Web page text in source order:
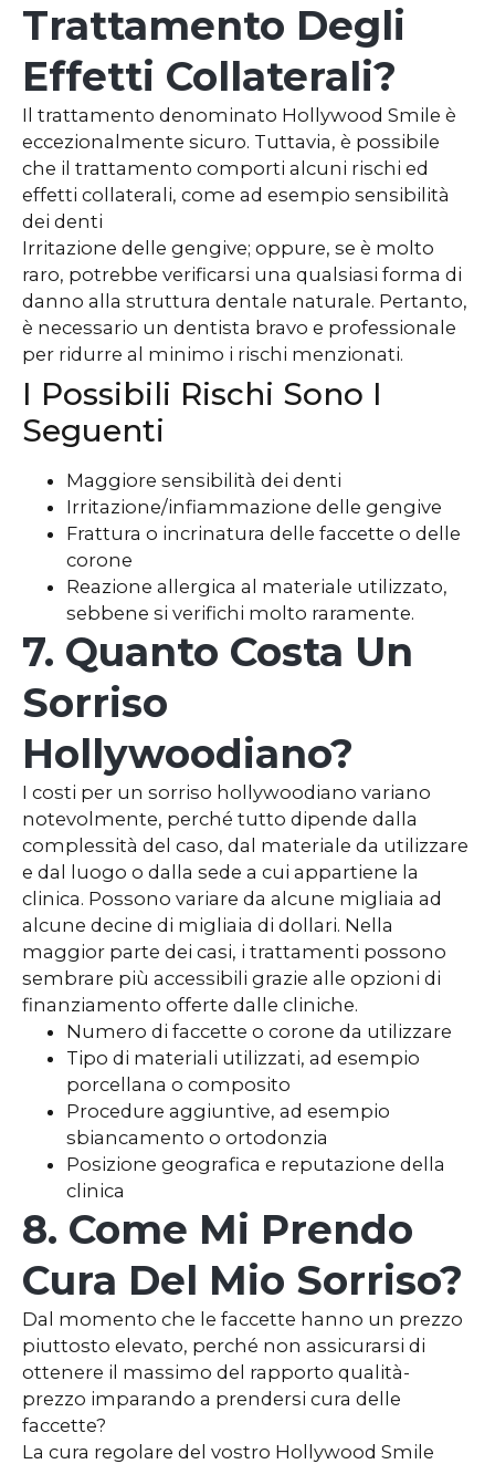
Trattamento Degli
Effetti Collaterali?
Il trattamento denominato Hollywood Smile è
eccezionalmente sicuro. Tuttavia, è possibile
che il trattamento comporti alcuni rischi ed
effetti collaterali, come ad esempio sensibilità
dei denti
Irritazione delle gengive; oppure, se è molto
raro, potrebbe verificarsi una qualsiasi forma di
danno alla struttura dentale naturale. Pertanto,
è necessario un dentista bravo e professionale
per ridurre al minimo i rischi menzionati.
I Possibili Rischi Sono I
Seguenti
Maggiore sensibilità dei denti
Irritazione/infiammazione delle gengive
Frattura o incrinatura delle faccette o delle
corone
Reazione allergica al materiale utilizzato,
sebbene si verifichi molto raramente.
7. Quanto Costa Un
Sorriso
Hollywoodiano?
I costi per un sorriso hollywoodiano variano
notevolmente, perché tutto dipende dalla
complessità del caso, dal materiale da utilizzare
e dal luogo o dalla sede a cui appartiene la
clinica. Possono variare da alcune migliaia ad
alcune decine di migliaia di dollari. Nella
maggior parte dei casi, i trattamenti possono
sembrare più accessibili grazie alle opzioni di
finanziamento offerte dalle cliniche.
Numero di faccette o corone da utilizzare
Tipo di materiali utilizzati, ad esempio
porcellana o composito
Procedure aggiuntive, ad esempio
sbiancamento o ortodonzia
Posizione geografica e reputazione della
clinica
8. Come Mi Prendo
Cura Del Mio Sorriso?
Dal momento che le faccette hanno un prezzo
piuttosto elevato, perché non assicurarsi di
ottenere il massimo del rapporto qualità-
prezzo imparando a prendersi cura delle
faccette?
La cura regolare del vostro Hollywood Smile